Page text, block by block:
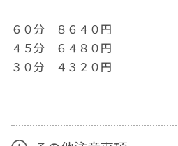
６０分 ８６４０円
４５分 ６４８０円
３０分 ４３２０円